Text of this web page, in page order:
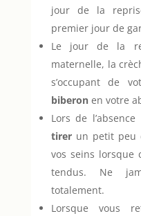
jour de la
premier jour de
Le jour de la
maternelle, la
s’occupant de
biberonen votre
Lors de
tirerun petit peu
vos seins lorsque
tendus. Ne
totalement.
Lorsque vous